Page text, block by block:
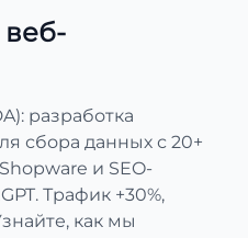
разработка
сбора данных с 20+
и SEO-
Трафик +30%,
как мы